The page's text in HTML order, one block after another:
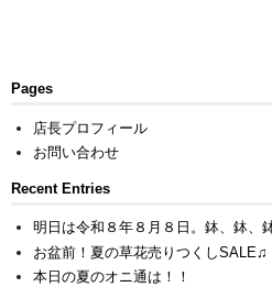
Pages
店長プロフィール
お問い合わせ
Recent Entries
明日は令和８年８月８日。鉢、鉢、
お盆前！夏の草花売りつくしSALE♫
本日の夏のオニ通は！！